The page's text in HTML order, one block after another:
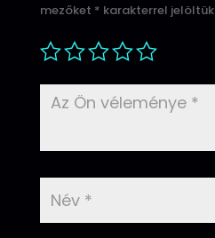
mezőket * karakterrel jelöltük